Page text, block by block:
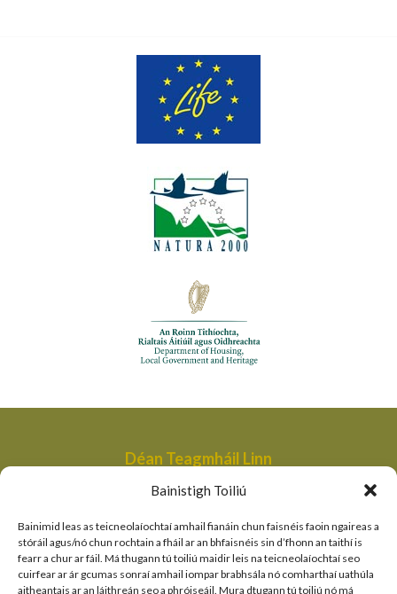
Bainistigh Toiliú
Bainimid leas as teicneolaíochtaí amhail fianáin chun faisnéis faoin ngaireas a
stóráil agus/nó chun rochtain a fháil ar an bhfaisnéis sin d’fhonn an taithí is
fearr a chur ar fáil. Má thugann tú toiliú maidir leis na teicneolaíochtaí seo
cuirfear ar ár gcumas sonraí amhail iompar brabhsála nó comharthaí uathúla
aitheantais ar an láithreán seo a phróiseáil. Mura dtugann tú toiliú nó má
Déan Teagmháil Linn
Aonad Bainistithe na dTailte Móna,
An Roinn Tithíochta, Rialtais Áitiúil agus Oidhreachta,
Bóthair an Bhaile Nua,
Loch Garman,
peatlandsmanagement@housing.gov.ie